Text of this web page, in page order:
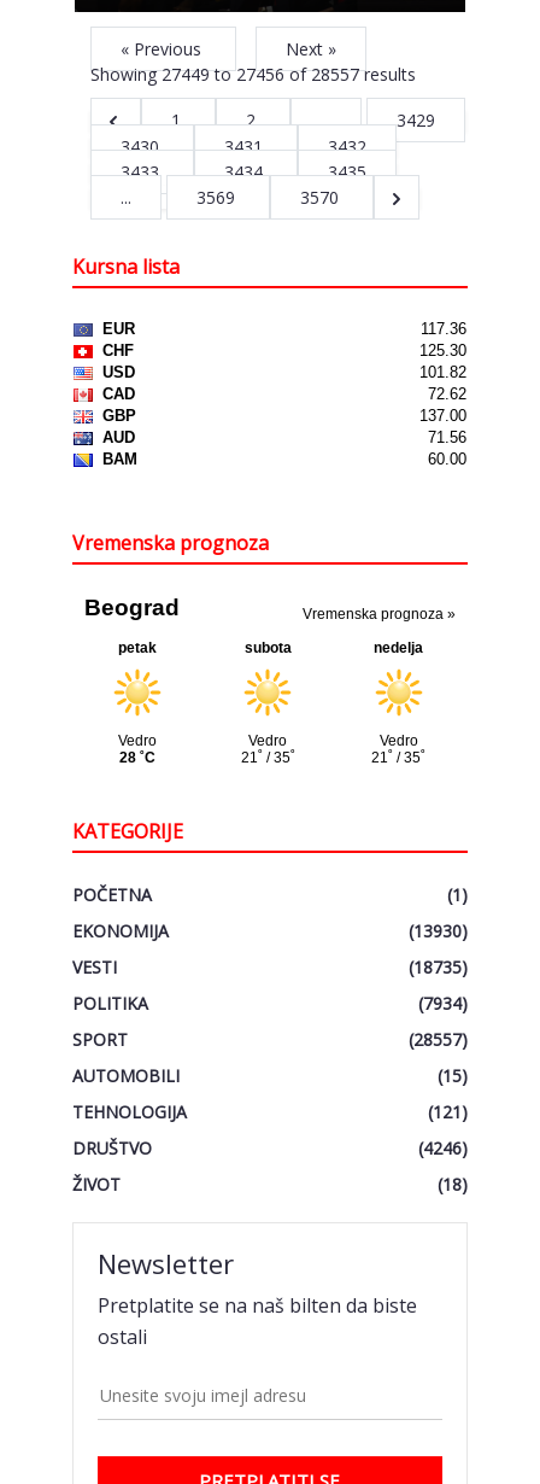
« Previous
Next »
Showing27449to27456of28557results
1
2 ...
3429
3430
3431
3432
3433
3434
3435
...
3569 3570
Kursna lista
Vremenska prognoza
KATEGORIJE
POČETNA
(1)
EKONOMIJA
(13930)
VESTI
(18735)
POLITIKA
(7934)
SPORT
(28557)
AUTOMOBILI
(15)
TEHNOLOGIJA
(121)
DRUŠTVO
(4246)
ŽIVOT
(18)
Newsletter
Pretplatite se na naš bilten da biste
ostali